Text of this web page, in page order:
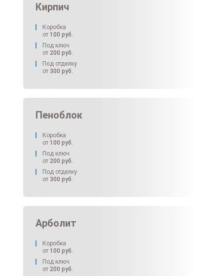
Кирпич
Коробка
от 100 руб.
Под ключ
от 200 руб.
Под отделку
от 300 руб.
Пеноблок
Коробка
от 100 руб.
Под ключ
от 200 руб.
Под отделку
от 300 руб.
Арболит
Коробка
от 100 руб.
Под ключ
от 200 руб.